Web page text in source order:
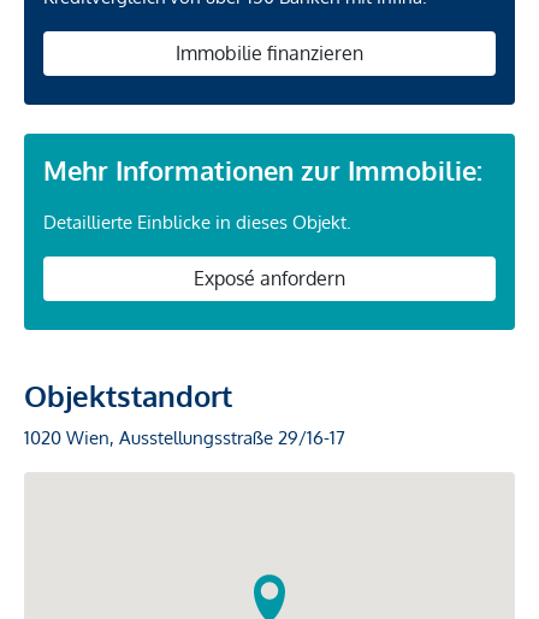
Immobilie finanzieren
Mehr Informationen zur Immobilie:
Detaillierte Einblicke in dieses Objekt.
Exposé anfordern
Objektstandort
1020 Wien, Ausstellungsstraße 29/16-17